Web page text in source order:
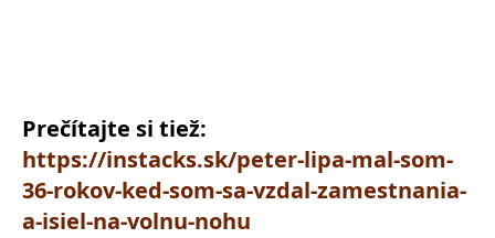
Prečítajte si tiež:
https://instacks.sk/peter-lipa-mal-som-
36-rokov-ked-som-sa-vzdal-zamestnania-
a-isiel-na-volnu-nohu